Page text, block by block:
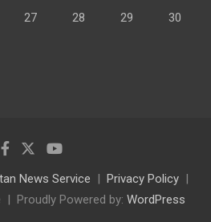
27 28 29 30
News Service
Privacy Policy
Proudly Powered by: WordPress